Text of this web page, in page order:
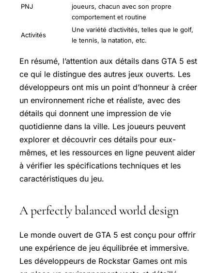
PNJ
joueurs, chacun avec son propre
comportement et routine
Activités
Une variété d’activités, telles que le golf,
le tennis, la natation, etc.
En résumé, l’attention aux détails dans GTA 5 est
ce qui le distingue des autres jeux ouverts. Les
développeurs ont mis un point d’honneur à créer
un environnement riche et réaliste, avec des
détails qui donnent une impression de vie
quotidienne dans la ville. Les joueurs peuvent
explorer et découvrir ces détails pour eux-
mêmes, et les ressources en ligne peuvent aider
à vérifier les spécifications techniques et les
caractéristiques du jeu.
A perfectly balanced world design
Le monde ouvert de GTA 5 est conçu pour offrir
une expérience de jeu équilibrée et immersive.
Les développeurs de Rockstar Games ont mis